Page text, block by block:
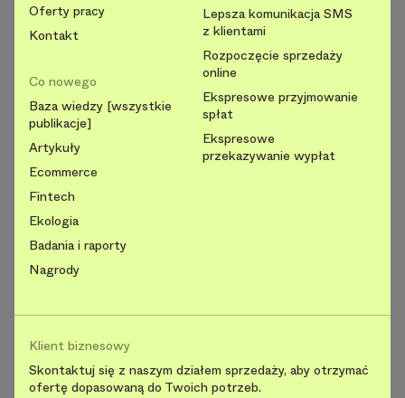
Oferty pracy
Kontakt
Co nowego
Baza wiedzy [wszystkie
publikacje]
Artykuły
Ecommerce
Fintech
Ekologia
Badania i raporty
Nagrody
Lepsza komunikacja SMS
z klientami
Rozpoczęcie sprzedaży
online
Ekspresowe przyjmowanie
spłat
Ekspresowe
przekazywanie wypłat
Klient biznesowy
Skontaktuj się z naszym działem sprzedaży, aby otrzymać
ofertę dopasowaną do Twoich potrzeb.